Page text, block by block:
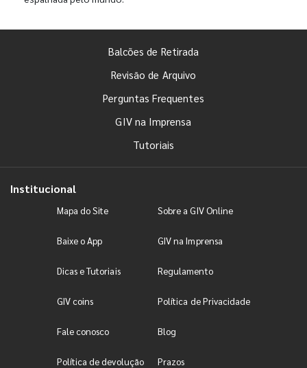
Balcões de Retirada
Revisão de Arquivo
Perguntas Frequentes
GIV na Imprensa
Tutoriais
Institucional
Mapa do Site Sobre a GIV Online
Baixe o App GIV na Imprensa
Dicas e Tutoriais Regulamento
GIV coins Política de Privacidade
Fale conosco Blog
Política de devolução Prazos